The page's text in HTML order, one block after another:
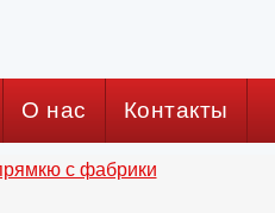
О нас Контакты